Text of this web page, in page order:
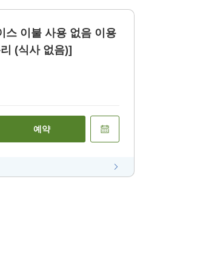
불 사용 없음 이용
(식사 없음)]
예약